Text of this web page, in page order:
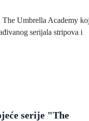
Umbrella Academy
serijala stripova i
serije "The